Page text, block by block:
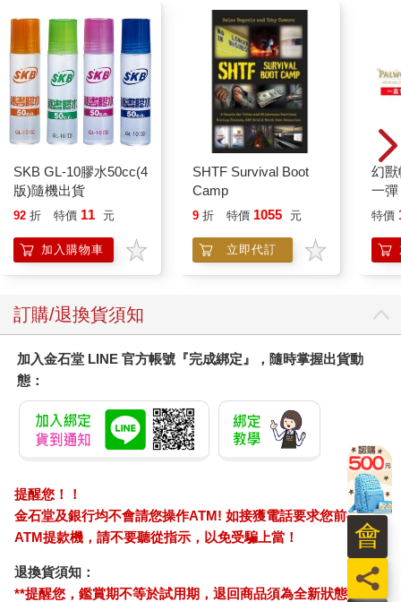
SKB GL-10膠水50cc(4
版)隨機出貨
92 折 特價 11 元
加入購物車
SHTF Survival Boot
Camp
9 折 特價 1055 元
立即代訂
幻
一彈
特價
訂購/退換貨須知
加入金石堂 LINE 官方帳號『完成綁定』，隨時掌握出貨動
態：
提醒您！！
金石堂及銀行均不會請您操作ATM! 如接獲電話要求您前往
ATM提款機，請不要聽從指示，以免受騙上當！
退換貨須知：
**提醒您，鑑賞期不等於試用期，退回商品須為全新狀態**
員
會